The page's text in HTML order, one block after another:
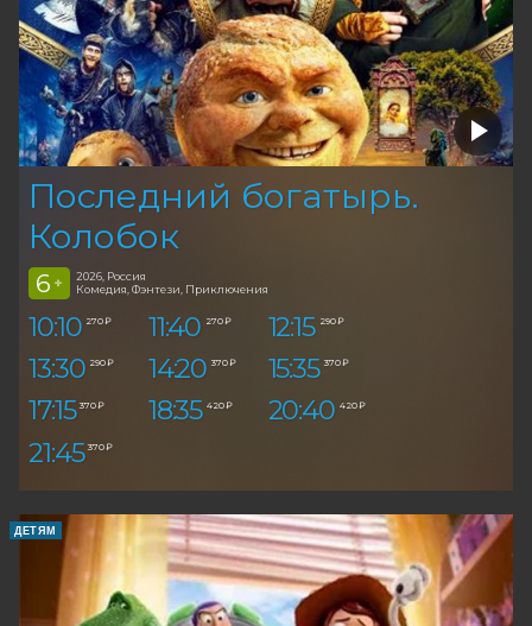
Последний богатырь.
Колобок
6 +
2026, Россия
Комедия, Фэнтези, Приключения
10:10 270 ₽ 11:40 270 ₽ 12:15 290 ₽
13:30 290 ₽ 14:20 370 ₽ 15:35 370 ₽
17:15 370 ₽ 18:35 420 ₽ 20:40 420 ₽
21:45 370 ₽
ДЕТЯМ